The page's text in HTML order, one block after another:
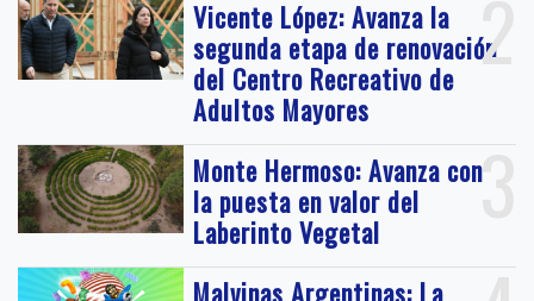
2
Vicente López: Avanza la
segunda etapa de renovación
del Centro Recreativo de
Adultos Mayores
3
Monte Hermoso: Avanza con
la puesta en valor del
Laberinto Vegetal
Malvinas Argentinas: La